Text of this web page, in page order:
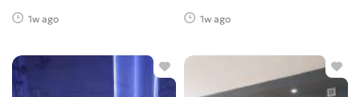
1w ago 1w ago